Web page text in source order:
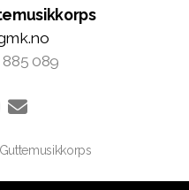
885 089